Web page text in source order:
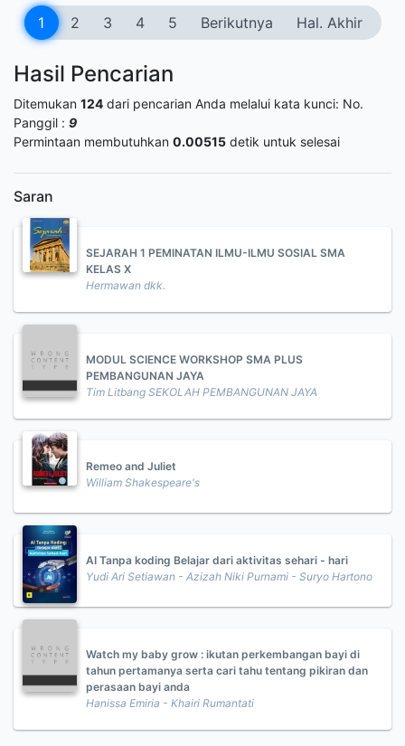
1 2 3 4 5 Berikutnya Hal. Akhir
Hasil Pencarian
Ditemukan 124 dari pencarian Anda melalui kata kunci: No.
Panggil : 9
Permintaan membutuhkan 0.00515 detik untuk selesai
Saran
SEJARAH 1 PEMINATAN ILMU-ILMU SOSIAL SMA
KELAS X
Hermawan dkk.
MODUL SCIENCE WORKSHOP SMA PLUS
PEMBANGUNAN JAYA
Tim Litbang SEKOLAH PEMBANGUNAN JAYA
Remeo and Juliet
William Shakespeare's
AI Tanpa koding Belajar dari aktivitas sehari - hari
Yudi Ari Setiawan - Azizah Niki Purnami - Suryo Hartono
Watch my baby grow : ikutan perkembangan bayi di
tahun pertamanya serta cari tahu tentang pikiran dan
perasaan bayi anda
Hanissa Emiria - Khairi Rumantati